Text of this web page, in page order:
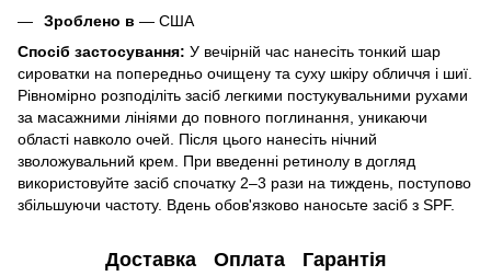
Зроблено в — США
Спосіб застосування: У вечірній час нанесіть тонкий шар
сироватки на попередньо очищену та суху шкіру обличчя і шиї.
Рівномірно розподіліть засіб легкими постукувальними рухами
за масажними лініями до повного поглинання, уникаючи
області навколо очей. Після цього нанесіть нічний
зволожувальний крем. При введенні ретинолу в догляд
використовуйте засіб спочатку 2–3 рази на тиждень, поступово
збільшуючи частоту. Вдень обов'язково наносьте засіб з SPF.
Доставка Оплата Гарантія